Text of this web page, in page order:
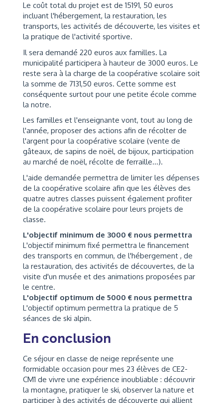
Le coût total du projet est de 15191, 50 euros
incluant l'hébergement, la restauration, les
transports, les activités de découverte, les visites et
la pratique de l'activité sportive.
Il sera demandé 220 euros aux familles. La
municipalité participera à hauteur de 3000 euros. Le
reste sera à la charge de la coopérative scolaire soit
la somme de 7131,50 euros. Cette somme est
conséquente surtout pour une petite école comme
la notre.
Les familles et l'enseignante vont, tout au long de
l'année, proposer des actions afin de récolter de
l'argent pour la coopérative scolaire (vente de
gâteaux, de sapins de noël, de bijoux, participation
au marché de noël, récolte de ferraille...).
L'aide demandée permettra de limiter les dépenses
de la coopérative scolaire afin que les élèves des
quatre autres classes puissent également profiter
de la coopérative scolaire pour leurs projets de
classe.
L'objectif minimum de 3000 € nous permettra
L'objectif minimum fixé permettra le financement
des transports en commun, de l'hébergement , de
la restauration, des activités de découvertes, de la
visite d'un musée et des animations proposées par
le centre.
L'objectif optimum de 5000 € nous permettra
L'objectif optimum permettra la pratique de 5
séances de ski alpin.
En conclusion
Ce séjour en classe de neige représente une
formidable occasion pour mes 23 élèves de CE2-
CM1 de vivre une expérience inoubliable : découvrir
la montagne, pratiquer le ski, observer la nature et
participer à des activités de découverte qui allient